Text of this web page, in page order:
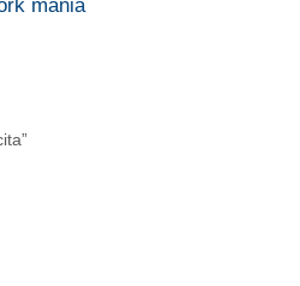
mania